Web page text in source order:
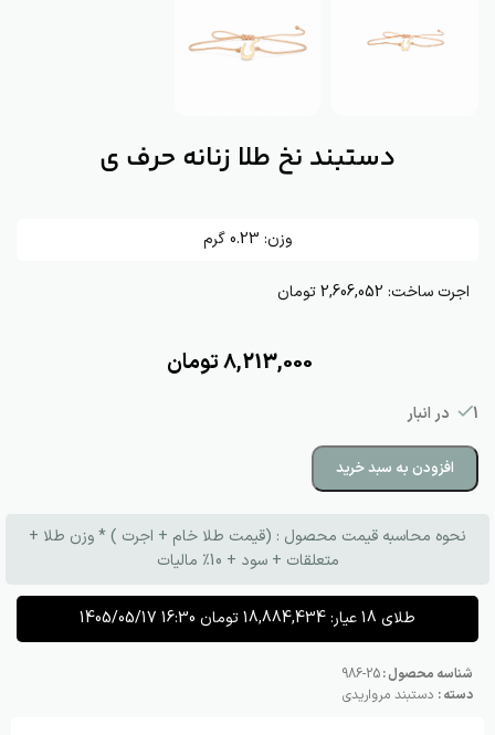
دستبند نخ طلا زنانه حرف ی
وزن: 0.23گرم
اجرت ساخت: 2,606,052 تومان
8,213,000تومان
1 در انبار
افزودن به سبد خرید
نحوه محاسبه قیمت محصول : (قیمت طلا خام + اجرت ) * وزن طلا +
متعلقات + سود + 10٪ مالیات
طلای 18 عیار: 18,884,434تومان 1405/05/17 16:30
شناسه محصول :25-986
دسته : دستبند مرواریدی